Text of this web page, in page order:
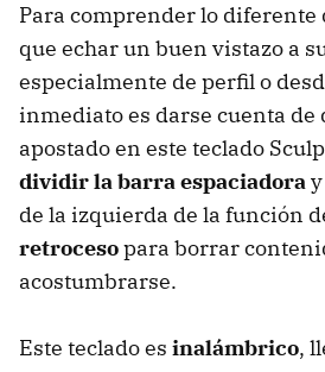
Para comprender lo diferente
que echar un buen vistazo a
especialmente de perfil o
inmediato es darse cuenta de
apostado en este teclado
dividir la barra espaciadora
de la izquierda de la función
retrocesopara borrar
acostumbrarse.
Este teclado es inalámbrico,